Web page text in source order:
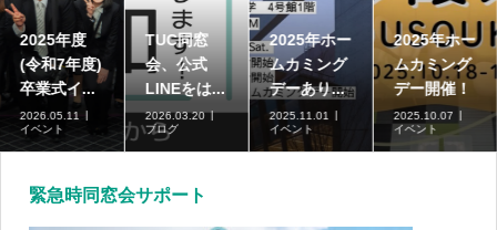
2025年度
(令和7年度)
卒業式イ...
2026.05.11
イベント
TUC同窓
会、公式
LINEをは...
2026.03.20
ブログ
2025年ホー
ムカミング
デーあり...
2025.11.01
イベント
2025年ホー
ムカミング
デー開催！
2025.10.07
イベント
緊急時同窓会サポート